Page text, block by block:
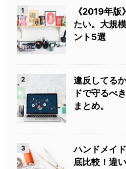
1
《2019年
たい。大規
ント5選
2
違反してる
ドで守るべ
まとめ。
3
ハンドメイ
底比較！違